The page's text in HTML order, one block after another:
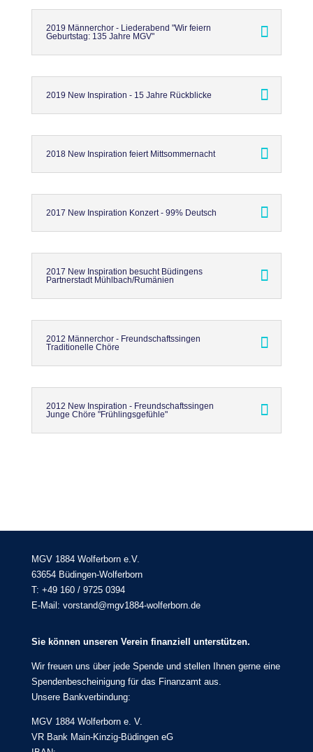
2019 Männerchor - Liederabend "Wir feiern
Geburtstag: 135 Jahre MGV"
2019 New Inspiration - 15 Jahre Rückblicke
2018 New Inspiration feiert Mittsommernacht
2017 New Inspiration Konzert - 99% Deutsch
2017 New Inspiration besucht Büdingens
Partnerstadt Mühlbach/Rumänien
2012 Männerchor - Freundschaftssingen
Traditionelle Chöre
2012 New Inspiration - Freundschaftssingen
Junge Chöre "Frühlingsgefühle"
MGV 1884 Wolferborn e.V.
63654 Büdingen-Wolferborn
T: +49 160 / 9725 0394
E-Mail: vorstand@mgv1884-wolferborn.de
Sie können unseren Verein finanziell unterstützen.
Wir freuen uns über jede Spende und stellen Ihnen gerne eine
Spendenbescheinigung für das Finanzamt aus.
Unsere Bankverbindung:
MGV 1884 Wolferborn e. V.
VR Bank Main-Kinzig-Büdingen eG